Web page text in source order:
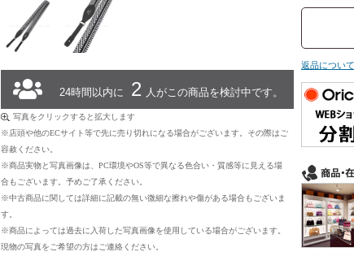
24時間以内に 2 人がこの商品を検討中です。
写真をクリックすると拡大します
※店頭や他のECサイト等で先に売り切れになる場合がございます。その際はご
容赦ください。
※商品実物と写真画像は、PC環境やOS等で異なる色合い・質感等に見える場
合もございます。予めご了承ください。
※中古商品に関しては詳細に記載の無い微細な擦れや傷がある場合もございま
す。
※商品によっては過去に入荷した写真画像を使用している場合がございます。
現物の写真をご希望の方はご連絡ください。
返品につい